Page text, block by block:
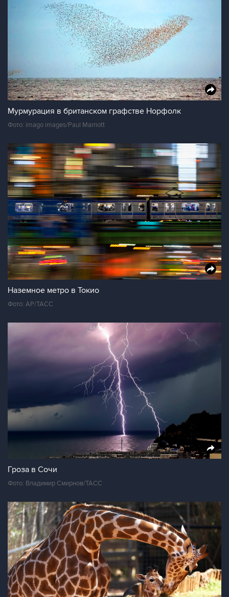
Мурмурация в британском графстве Норфолк
Фото: imago images/Paul Marriott
Наземное метро в Токио
Фото: AP/ТАСС
Гроза в Сочи
Фото: Владимир Смирнов/ТАСС